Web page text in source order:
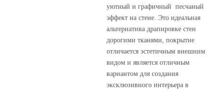
уютный и графичный песчаный
эффект на стене. Это идеальная
альтернатива драпировке стен
дорогими тканями, покрытие
отличается эстетичным внешним
видом и является отличным
вариантом для создания
эксклюзивного интерьера в